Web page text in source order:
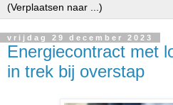
vrijdag 29 december 2023
Energiecontract met
in trek bij overstap